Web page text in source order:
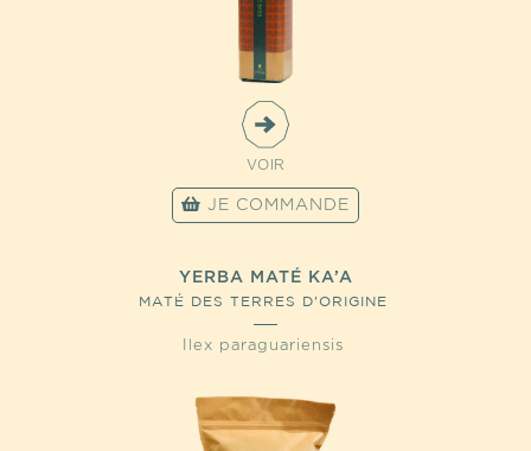
VOIR
JE COMMANDE
YERBA MATÉ KA’A
MATÉ DES TERRES D'ORIGINE
Ilex paraguariensis